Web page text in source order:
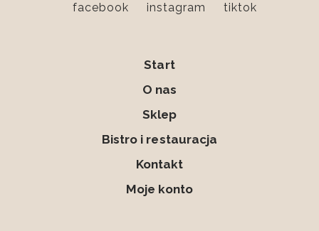
facebook instagram tiktok
Start
O nas
Sklep
Bistro i restauracja
Kontakt
Moje konto